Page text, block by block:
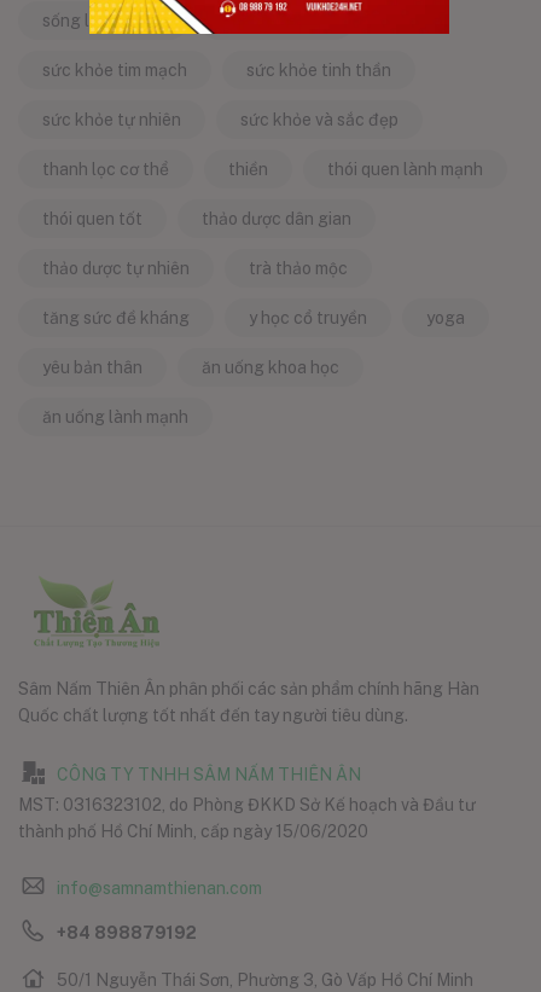
sống lành mạnh sống tích cực
sức khỏe tim mạch sức khỏe tinh thần
sức khỏe tự nhiên sức khỏe và sắc đẹp
thanh lọc cơ thể thiền thói quen lành mạnh
thói quen tốt thảo dược dân gian
thảo dược tự nhiên trà thảo mộc
tăng sức đề kháng y học cổ truyền yoga
yêu bản thân ăn uống khoa học
ăn uống lành mạnh
Sâm Nấm Thiên Ân phân phối các sản phẩm chính hãng Hàn
Quốc chất lượng tốt nhất đến tay người tiêu dùng.
CÔNG TY TNHH SÂM NẤM THIÊN ÂN
MST: 0316323102, do Phòng ĐKKD Sở Kế hoạch và Đầu tư
thành phố Hồ Chí Minh, cấp ngày 15/06/2020
info@samnamthienan.com
+84 898879192
50/1 Nguyễn Thái Sơn, Phường 3, Gò Vấp Hồ Chí Minh